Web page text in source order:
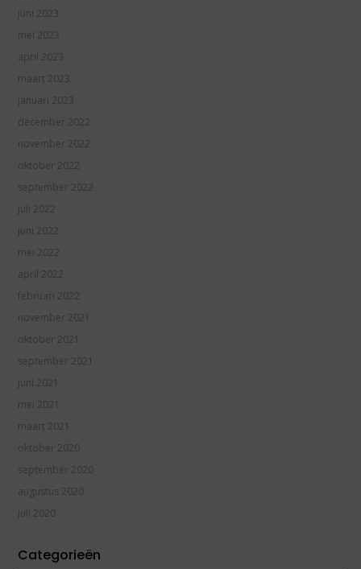
juni 2023
mei 2023
april 2023
maart 2023
januari 2023
december 2022
november 2022
oktober 2022
september 2022
juli 2022
juni 2022
mei 2022
april 2022
februari 2022
november 2021
oktober 2021
september 2021
juni 2021
mei 2021
maart 2021
oktober 2020
september 2020
augustus 2020
juli 2020
Categorieën